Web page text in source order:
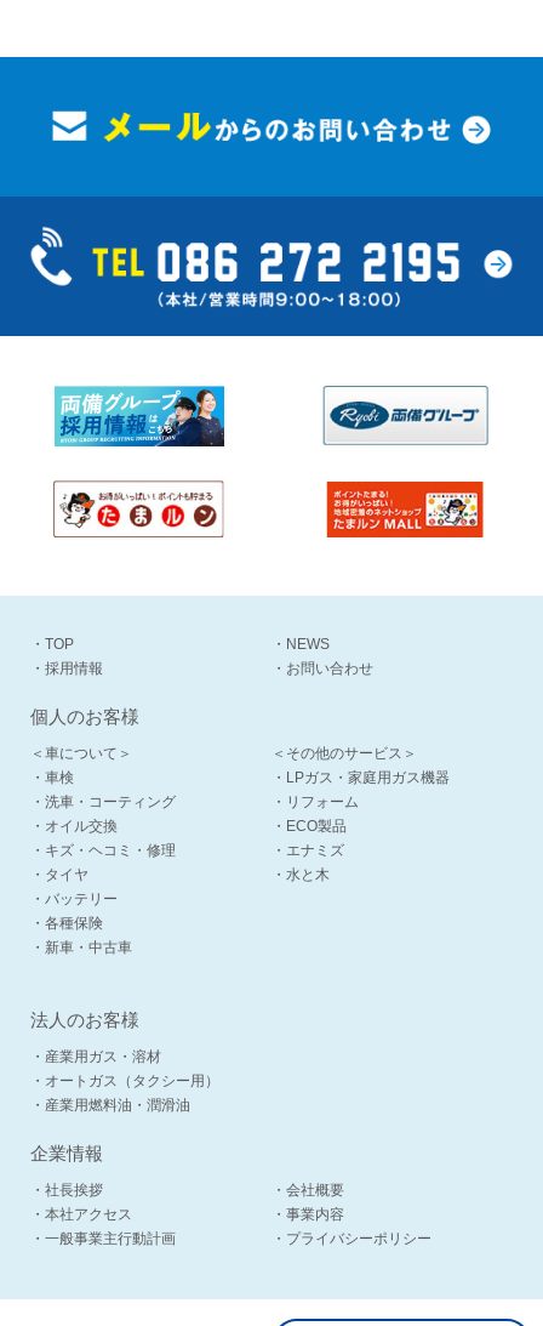
・TOP
・NEWS
・採用情報
・お問い合わせ
個人のお客様
＜車について＞
・車検
・洗車・コーティング
・オイル交換
・キズ・ヘコミ・修理
・タイヤ
・バッテリー
・各種保険
・新車・中古車
＜その他のサービス＞
・LPガス・家庭用ガス機器
・リフォーム
・ECO製品
・エナミズ
・水と木
法人のお客様
・産業用ガス・溶材
・オートガス（タクシー用）
・産業用燃料油・潤滑油
企業情報
・社長挨拶
・会社概要
・本社アクセス
・事業内容
・一般事業主行動計画
・プライバシーポリシー